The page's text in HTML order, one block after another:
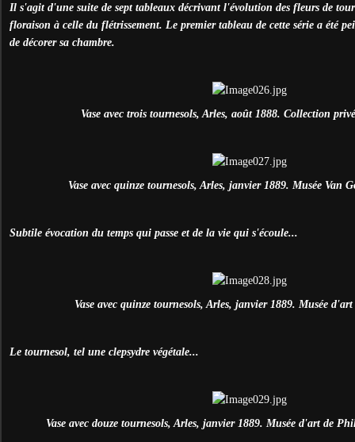
Il s'agit d'une suite de sept tableaux décrivant l'évolution des fleurs de
floraison à celle du flétrissement. Le premier tableau de cette série a été
de décorer sa chambre.
Vase avec trois tournesols, Arles, août 1888. Collection
Vase avec quinze tournesols, Arles, janvier 1889. Musée Van
Subtile évocation du temps qui passe et de la vie qui s'écoule...
Vase avec quinze tournesols, Arles, janvier 1889. Musée
Le tournesol, tel une clepsydre végétale...
Vase avec douze tournesols, Arles, janvier 1889. Musée d'art de